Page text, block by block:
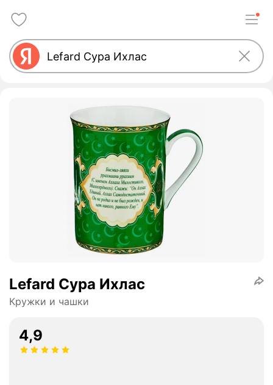
Lefard Сура Ихлас
Кружки и чашки
4,9